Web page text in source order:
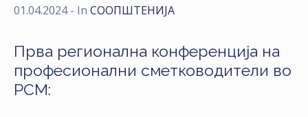
КОНТРОЛА
КАКО
ДА
01.04.2024- In СООПШТЕНИJA
Прва регионална конференција на
професионални сметководители во
РСМ: